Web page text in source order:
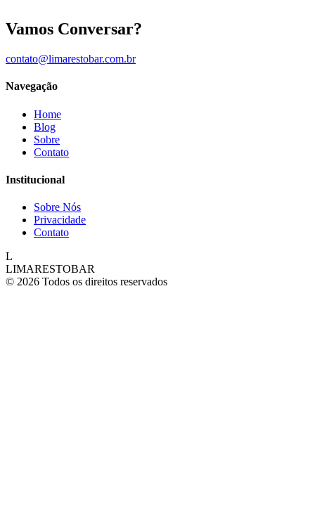
Vamos Conversar?
contato@limarestobar.com.br
Navegação
Home
Blog
Sobre
Contato
Institucional
Sobre Nós
Privacidade
Contato
L
LIMARESTOBAR
© 2026 Todos os direitos reservados